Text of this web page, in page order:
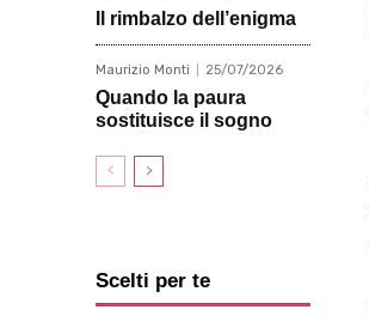
Il rimbalzo dell’enigma
Maurizio Monti 25/07/2026
Quando la paura
sostituisce il sogno
Scelti per te